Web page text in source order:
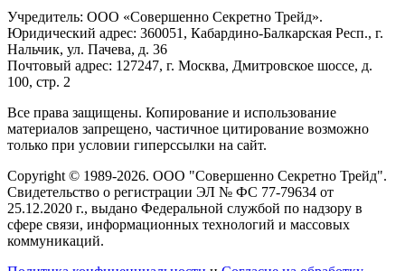
Учредитель: ООО «Совершенно Секретно Трейд».
Юридический адрес: 360051, Кабардино-Балкарская Респ., г.
Нальчик, ул. Пачева, д. 36
Почтовый адрес: 127247, г. Москва, Дмитровское шоссе, д.
100, стр. 2
Все права защищены. Копирование и использование
материалов запрещено, частичное цитирование возможно
только при условии гиперссылки на сайт.
Copyright © 1989-2026. ООО "Совершенно Секретно Трейд".
Свидетельство о регистрации ЭЛ № ФС 77-79634 от
25.12.2020 г., выдано Федеральной службой по надзору в
сфере связи, информационных технологий и массовых
коммуникаций.